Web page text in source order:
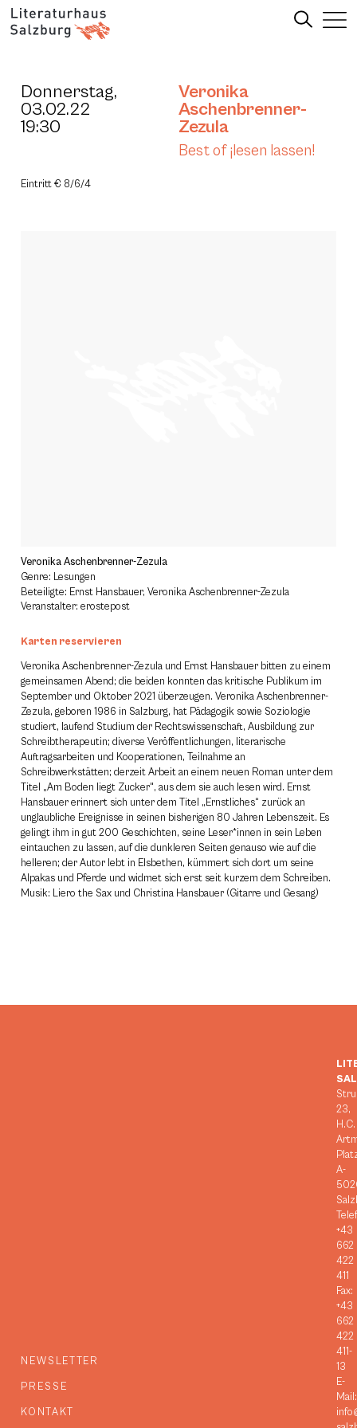
Donnerstag,
03.02.22
19:30
Veronika
Aschenbrenner-
Zezula
Best of ¡lesen lassen!
Eintritt € 8/6/4
Veronika Aschenbrenner-Zezula
Genre: Lesungen
Beteiligte: Ernst Hansbauer, Veronika Aschenbrenner-Zezula
Veranstalter: erostepost
Karten reservieren
Veronika Aschenbrenner-Zezula und Ernst Hansbauer bitten zu einem
gemeinsamen Abend; die beiden konnten das kritische Publikum im
September und Oktober 2021 überzeugen. Veronika Aschenbrenner-
Zezula, geboren 1986 in Salzburg, hat Pädagogik sowie Soziologie
studiert, laufend Studium der Rechtswissenschaft, Ausbildung zur
Schreibtherapeutin; diverse Veröffentlichungen, literarische
Auftragsarbeiten und Kooperationen, Teilnahme an
Schreibwerkstätten; derzeit Arbeit an einem neuen Roman unter dem
Titel „Am Boden liegt Zucker", aus dem sie auch lesen wird. Ernst
Hansbauer erinnert sich unter dem Titel „Ernstliches“ zurück an
unglaubliche Ereignisse in seinen bisherigen 80 Jahren Lebenszeit. Es
gelingt ihm in gut 200 Geschichten, seine Leser*innen in sein Leben
eintauchen zu lassen, auf die dunkleren Seiten genauso wie auf die
helleren; der Autor lebt in Elsbethen, kümmert sich dort um seine
Alpakas und Pferde und widmet sich erst seit kurzem dem Schreiben.
Musik: Liero the Sax und Christina Hansbauer (Gitarre und Gesang)
NEWSLETTER
PRESSE
KONTAKT
23,
H.C.
A-
+43
662
422
411
Fax:
+43
662
422
411-
13
E-
Mail: